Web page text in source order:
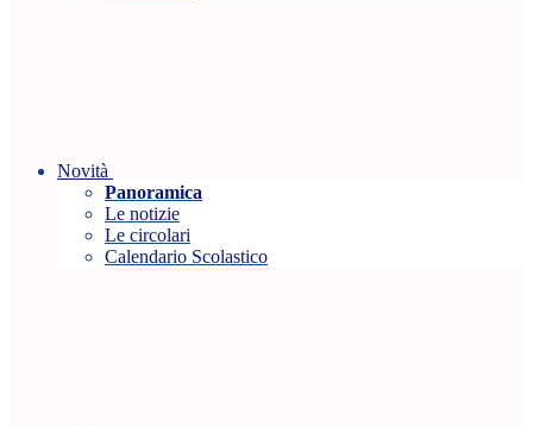
Novità
Panoramica
Le notizie
Le circolari
Calendario Scolastico